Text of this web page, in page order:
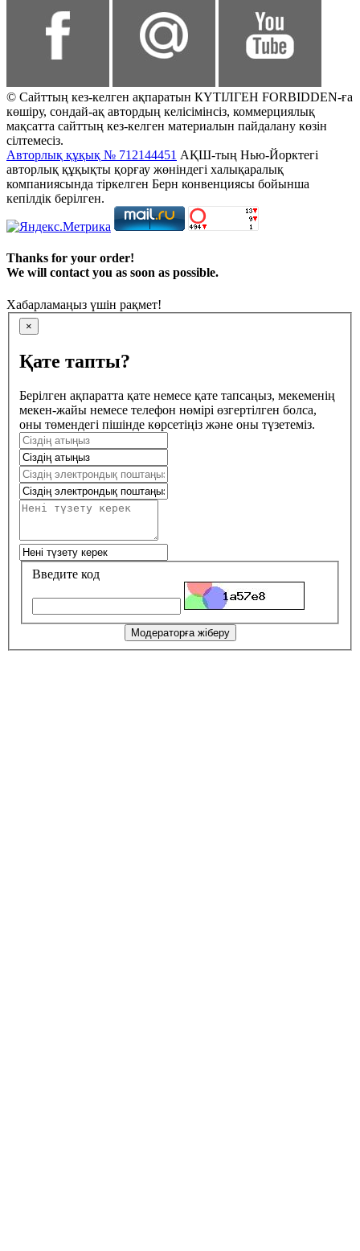
© Сайттың кез-келген ақпаратын КҮТІЛГЕН FORBIDDEN-ға
көшіру, сондай-ақ автордың келісімінсіз, коммерциялық
мақсатта сайттың кез-келген материалын пайдалану көзін
сілтемесіз.
Авторлық құқық № 712144451 АҚШ-тың Нью-Йорктегі
авторлық құқықты қорғау жөніндегі халықаралық
компаниясында тіркелген Берн конвенциясы бойынша
кепілдік берілген.
Thanks for your order!
We will contact you as soon as possible.
Хабарламаңыз үшін рақмет!
×
Қате тапты?
Берілген ақпаратта қате немесе қате тапсаңыз, мекеменің
мекен-жайы немесе телефон нөмірі өзгертілген болса,
оны төмендегі пішінде көрсетіңіз және оны түзетеміз.
Введите код
Модераторға жіберу